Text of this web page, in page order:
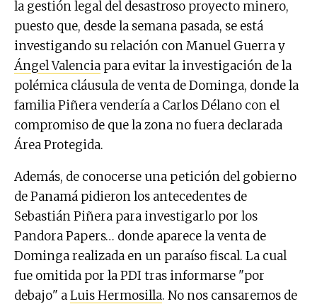
la gestión legal del desastroso proyecto minero,
puesto que, desde la semana pasada, se está
investigando su relación con Manuel Guerra y
Ángel Valencia para evitar la investigación de la
polémica cláusula de venta de Dominga, donde la
familia Piñera vendería a Carlos Délano con el
compromiso de que la zona no fuera declarada
Área Protegida.
Además, de conocerse una petición del gobierno
de Panamá pidieron los antecedentes de
Sebastián Piñera para investigarlo por los
Pandora Papers… donde aparece la venta de
Dominga realizada en un paraíso fiscal. La cual
fue omitida por la PDI tras informarse "por
debajo" aLuis Hermosilla. No nos cansaremos de